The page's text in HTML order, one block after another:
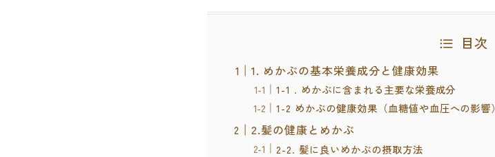
目次
1. めかぶの基本栄養成分と健康効果
1-1 . めかぶに含まれる主要な栄養成分
1-2 めかぶの健康効果（血糖値や血圧への影響）
2.髪の健康とめかぶ
2-2. 髪に良いめかぶの摂取方法